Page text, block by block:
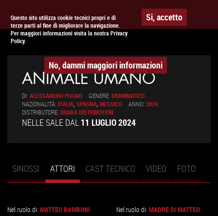
Questo sito utilizza cookie tecnici propri e di
terze parti al fine di migliorare la navigazione.
Per maggiori informazioni visita la nostra Privacy
Policy.
Si, accetto
No, dammi maggiori informazioni
APPUNTAMENTO AL CINEMA
ANIMALE UMANO
DI: ALESSANDRO PUGNO GENERE: DRAMMATICO
NAZIONALITÀ: ITALIA,SPAGNA,MESSICO ANNO: 2024
DISTRIBUTORE: DRAKA DISTRIBUTION
NELLE SALE DAL 11 LUGLIO 2024
Schede primarie
SINOSSI ATTORI (SCHEDA
ATTIVA)
CAST TECNICO VIDEO FOTO
Nel ruolo di: MATTEO BAMBINO Nel ruolo di: MADRE DI MATTEO